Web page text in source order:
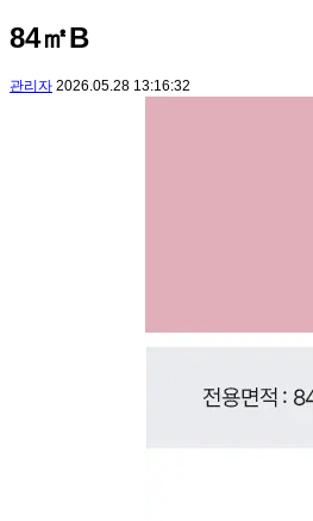
84㎡B
관리자 2026.05.28 13:16:32